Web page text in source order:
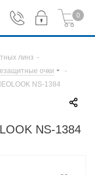
0
линз -
очки
-
NS-1384
NS-1384